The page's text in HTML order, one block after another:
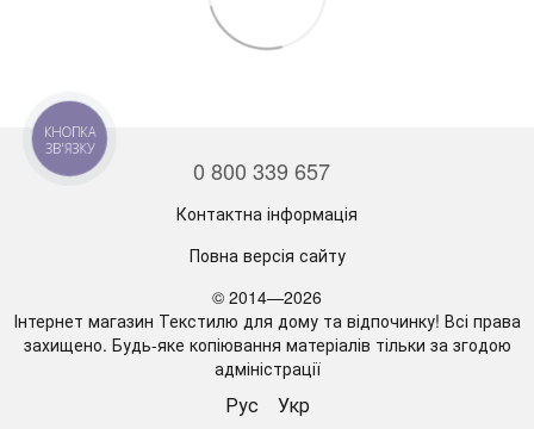
0 800 339 657
Контактна інформація
Повна версія сайту
© 2014—2026
Інтернет магазин Текстилю для дому та відпочинку! Всі права
захищено. Будь-яке копіювання матеріалів тільки за згодою
адміністрації
Рус Укр
КНОПКА
ЗВ'ЯЗКУ